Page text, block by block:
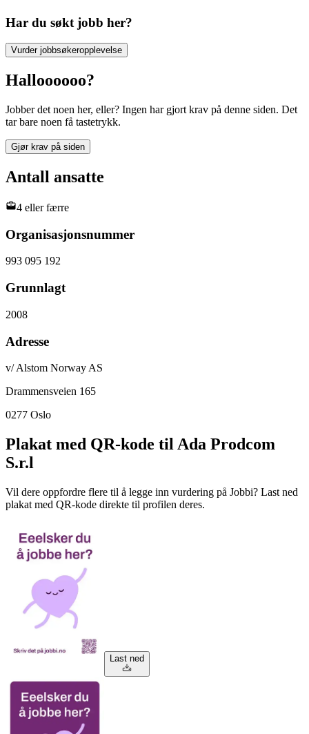
Har du søkt jobb her?
Vurder jobbsøkeropplevelse
Halloooooo?
Jobber det noen her, eller? Ingen har gjort krav på denne siden. Det
tar bare noen få tastetrykk.
Gjør krav på siden
Antall ansatte
4 eller færre
Organisasjonsnummer
993 095 192
Grunnlagt
2008
Adresse
v/ Alstom Norway AS
Drammensveien 165
0277 Oslo
Plakat med QR-kode til Ada Prodcom
S.r.l
Vil dere oppfordre flere til å legge inn vurdering på Jobbi? Last ned
plakat med QR-kode direkte til profilen deres.
Last ned